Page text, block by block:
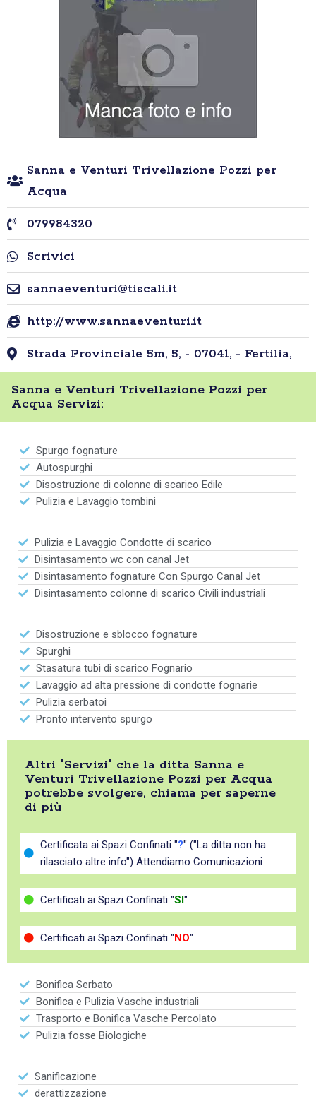
Sanna e Venturi Trivellazione Pozzi per
Acqua
079984320
Scrivici
sannaeventuri@tiscali.it
http://www.sannaeventuri.it
Strada Provinciale 5m, 5, - 07041, - Fertilia,
Sanna e Venturi Trivellazione Pozzi per
Acqua Servizi:
Spurgo fognature
Autospurghi
Disostruzione di colonne di scarico Edile
Pulizia e Lavaggio tombini
Pulizia e Lavaggio Condotte di scarico
Disintasamento wc con canal Jet
Disintasamento fognature Con Spurgo Canal Jet
Disintasamento colonne di scarico Civili industriali
Disostruzione e sblocco fognature
Spurghi
Stasatura tubi di scarico Fognario
Lavaggio ad alta pressione di condotte fognarie
Pulizia serbatoi
Pronto intervento spurgo
Altri "Servizi" che la ditta Sanna e
Venturi Trivellazione Pozzi per Acqua
potrebbe svolgere, chiama per saperne
di più
Certificata ai Spazi Confinati "?" ("La ditta non ha
rilasciato altre info") Attendiamo Comunicazioni
Certificati ai Spazi Confinati "SI "
Certificati ai Spazi Confinati " NO"
Bonifica Serbato
Bonifica e Pulizia Vasche industriali
Trasporto e Bonifica Vasche Percolato
Pulizia fosse Biologiche
Sanificazione
derattizzazione